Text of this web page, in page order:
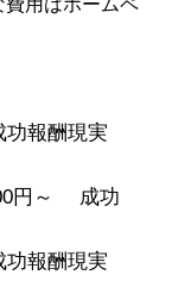
用はホームペ
功報酬現実
円～
成功
功報酬現実